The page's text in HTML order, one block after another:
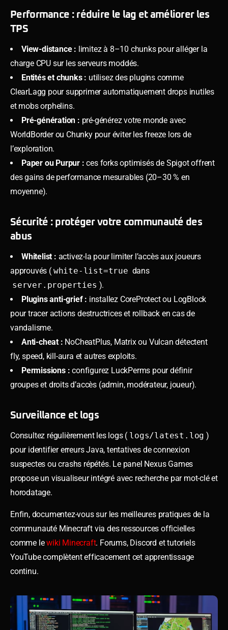
Performance : réduire le lag et améliorer les
TPS
View-distance : limitez à 8–10 chunks pour alléger la
charge CPU sur les serveurs moddés.
Entités et chunks : utilisez des plugins comme
ClearLagg pour supprimer automatiquement drops inutiles
et mobs orphelins.
Pré-génération : pré-générez votre monde avec
WorldBorder ou Chunky pour éviter les freeze lors de
l’exploration.
Paper ou Purpur : ces forks optimisés de Spigot offrent
des gains de performance mesurables (20–30 % en
moyenne).
Sécurité : protéger votre communauté des
abus
Whitelist : activez-la pour limiter l’accès aux joueurs
approuvés ( white-list=true dans
server.properties ).
Plugins anti-grief : installez CoreProtect ou LogBlock
pour tracer actions destructrices et rollback en cas de
vandalisme.
Anti-cheat : NoCheatPlus, Matrix ou Vulcan détectent
fly, speed, kill-aura et autres exploits.
Permissions : configurez LuckPerms pour définir
groupes et droits d’accès (admin, modérateur, joueur).
Surveillance et logs
Consultez régulièrement les logs ( logs/latest.log )
pour identifier erreurs Java, tentatives de connexion
suspectes ou crashs répétés. Le panel Nexus Games
propose un visualiseur intégré avec recherche par mot-clé et
horodatage.
Enfin, documentez-vous sur les meilleures pratiques de la
communauté Minecraft via des ressources officielles
comme lewiki Minecraft. Forums, Discord et tutoriels
YouTube complètent efficacement cet apprentissage
continu.